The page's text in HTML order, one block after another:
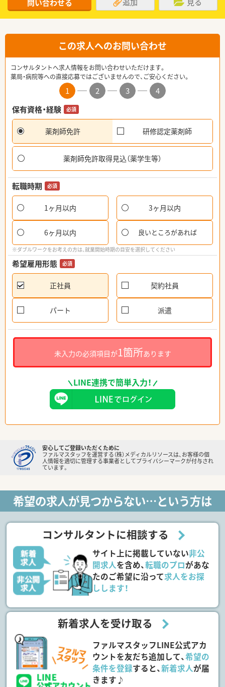
問い合わせる
この求人へのお問い合わせ
コンサルタントへ求人情報をお問い合わせいただけます。
薬局・病院等への直接応募ではございませんので、ご安心ください。
1 2 3
4
保有資格・経験
必須
薬剤師免許 研修認定薬剤師
薬剤師免許取得見込（薬学生等）
転職時期 必須
1ヶ月以内 3ヶ月以内
6ヶ月以内 良いところがあれば
※ダブルワークをお考えの方は、就業開始時期の目安を選択してください
希望雇用形態 必須
正社員 契約社員
パート 派遣
未入力の必須項目が1箇所あります
LINE連携で簡単入力！
安心してご登録いただくために
ファルマスタッフを運営する（株）メディカルリソースは、お客様の個
人情報を適切に管理する事業者としてプライバシーマークが付与され
ています。
希望の求人が見つからない…という方は
コンサルタントに相談する
サイト上に掲載していない非公
開求人を含め、転職のプロがあな
たのご希望に沿って求人をお探
しします！
新着求人を受け取る
ファルマスタッフLINE公式アカ
ウントを友だち追加して、希望の
条件を登録すると、新着求人が届
きます♪